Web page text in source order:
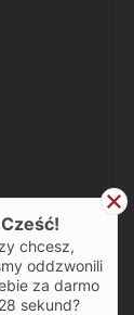
Cześć!
chcesz,
oddzwonili
za darmo
28 sekund?